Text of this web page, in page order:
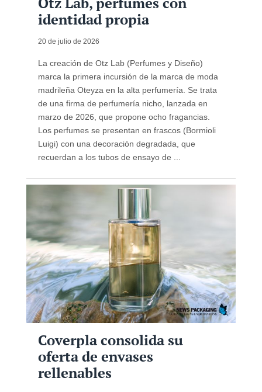
identidad propia
20 de julio de 2026
La creación de Otz Lab (Perfumes y Diseño)
marca la primera incursión de la marca de moda
madrileña Oteyza en la alta perfumería. Se trata
de una firma de perfumería nicho, lanzada en
marzo de 2026, que propone ocho fragancias.
Los perfumes se presentan en frascos (Bormioli
Luigi) con una decoración degradada, que
recuerdan a los tubos de ensayo de ...
Coverpla consolida su
oferta de envases
rellenables